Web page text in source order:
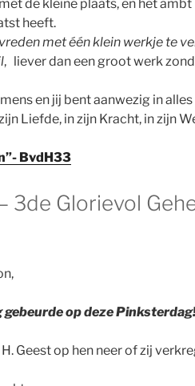
de kleine plaats, en het ambt
heeft.
met één klein werkje te
, liever dan een groot werk
en jij bent aanwezig in
Liefde, in zijn Kracht, in zijn
BvdH33
3de Glorievol
gebeurde op deze Pinksterdag!
Geest op hen neer of zij